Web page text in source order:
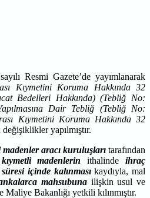
Resmi Gazete’de yayımlanarak
Kıymetini Koruma Hakkında 32
Bedelleri Hakkında) (Tebliğ No:
Dair Tebliğ (Tebliğ No:
Kıymetini Koruma Hakkında 32
yapılmıştır.
madenler aracı kuruluşları tarafından
madenlerin ithalindeihraç
içinde kalınmasıkaydıyla, mal
mahsubunailişkin usul ve
Bakanlığı yetkili kılınmıştır.